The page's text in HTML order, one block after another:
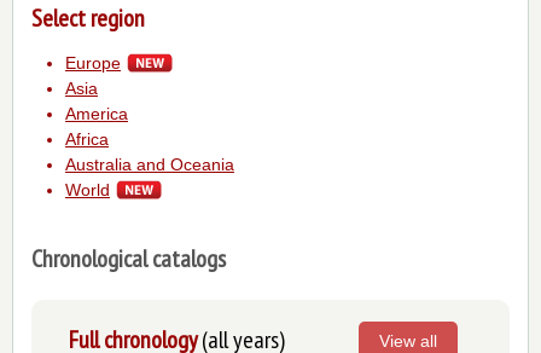
Select region
Europe
Asia
America
Africa
Australia and Oceania
World
Chronological catalogs
Full chronology(all years) View all